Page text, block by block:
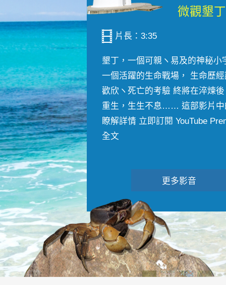
片長：3:35
墾丁，一個可親ヽ易及的神秘小
一個活躍的生命戰場， 生命歷
歡欣ヽ死亡的考驗 終將在淬煉
重生，生生不息…… 這部影片中
瞭解詳情 立即訂閱 YouTube
全文
更多影音